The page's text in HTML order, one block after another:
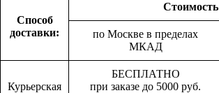
Способ
доставки:
Стоимость
по Москве в пределах
МКАД
Курьерская
БЕСПЛАТНО
при заказе до 5000 руб.